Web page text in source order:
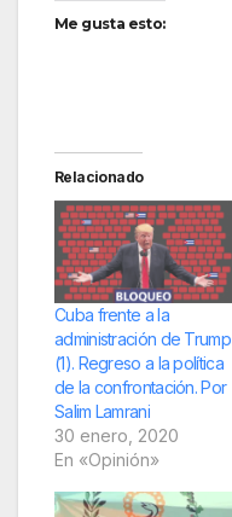
Me gusta esto:
Relacionado
Cuba frente a la
administración de Trump
(1). Regreso a la política
de la confrontación. Por
Salim Lamrani
30 enero, 2020
En «Opinión»